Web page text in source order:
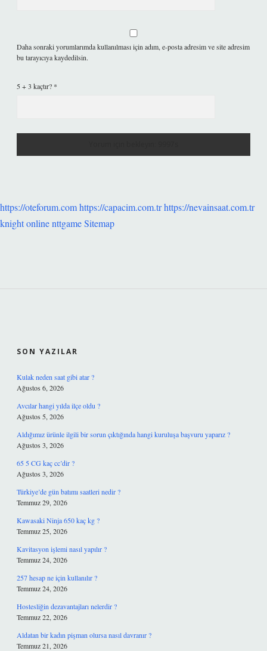
Daha sonraki yorumlarımda kullanılması için adım, e-posta adresim ve site adresim
bu tarayıcıya kaydedilsin.
5 + 3 kaçtır? *
https://oteforum.comhttps://capacim.com.trhttps://nevainsaat.com.tr
knight onlinenttgameSitemap
SON YAZILAR
Kulak neden saat gibi atar ?
Ağustos 6, 2026
Avcılar hangi yılda ilçe oldu ?
Ağustos 5, 2026
Aldığımız ürünle ilgili bir sorun çıktığında hangi kuruluşa başvuru yaparız ?
Ağustos 3, 2026
65 5 CG kaç cc’dir ?
Ağustos 3, 2026
Türkiye’de gün batımı saatleri nedir ?
Temmuz 29, 2026
Kawasaki Ninja 650 kaç kg ?
Temmuz 25, 2026
Kavitasyon işlemi nasıl yapılır ?
Temmuz 24, 2026
257 hesap ne için kullanılır ?
Temmuz 24, 2026
Hostesliğin dezavantajları nelerdir ?
Temmuz 22, 2026
Aldatan bir kadın pişman olursa nasıl davranır ?
Temmuz 21, 2026